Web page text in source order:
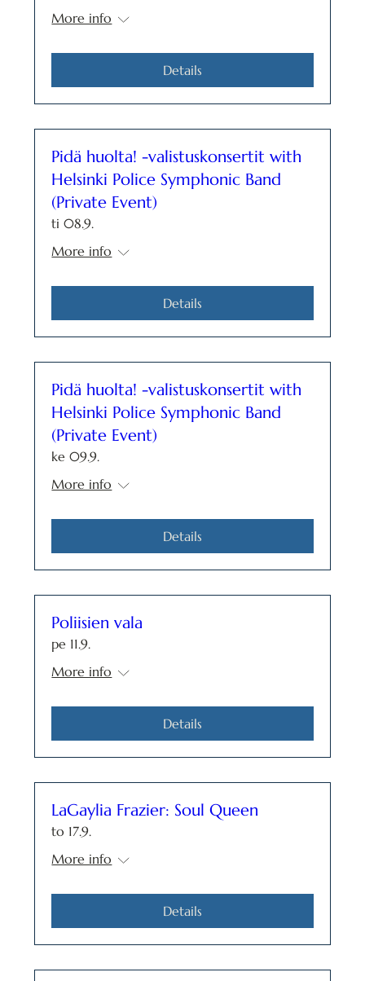
More info
Details
Pidä huolta! -valistuskonsertit with
Helsinki Police Symphonic Band
(Private Event)
ti 08.9.
More info
Details
Pidä huolta! -valistuskonsertit with
Helsinki Police Symphonic Band
(Private Event)
ke 09.9.
More info
Details
Poliisien vala
pe 11.9.
More info
Details
LaGaylia Frazier: Soul Queen
to 17.9.
More info
Details